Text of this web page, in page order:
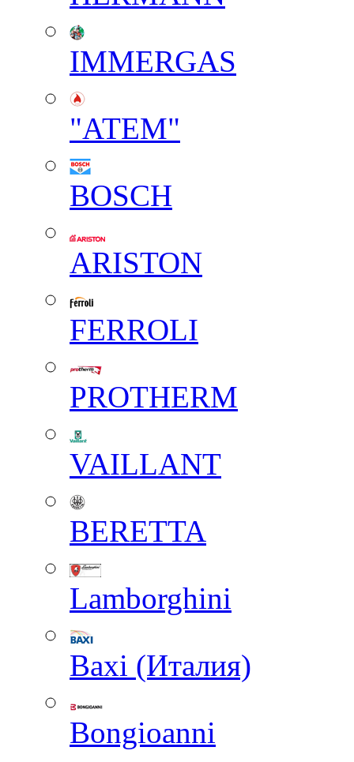
IMMERGAS
"АТЕМ"
BOSCH
ARISTON
FERROLI
PROTHERM
VAILLANT
BERETTA
Lamborghini
Baxi (Италия)
Вongioanni